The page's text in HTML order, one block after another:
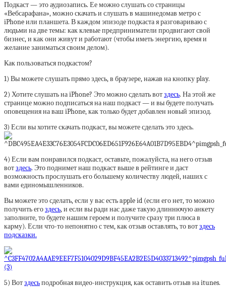
Подкаст — это аудиозапись. Ее можно слушать со страницы
«Вебсарафана», можно скачать и слушать в машинедомав метро с
iPhone или планшета. В каждом эпизоде подкаста я разговариваю с
людьми на две темы: как клевые предприниматели продвигают свой
бизнес, и как они живут и работают (чтобы иметь энергию, время и
желание заниматься своим делом).
Как пользоваться подкастом?
1) Вы можете слушать прямо здесь, в браузере, нажав на кнопку play.
2) Хотите слушать на iPhone? Это можно сделать вотздесь. На этой же
странице можно подписаться на наш подкаст — и вы будете получать
оповещения на ваш iPhone, как только будет добавлен новый эпизод.
3) Если вы хотите скачать подкаст, вы можете сделать это здесь.
4) Если вам понравился подкаст, оставьте, пожалуйста, на него отзыв
вотздесь. Это поднимет наш подкаст выше в рейтинге и даст
возможность прослушать его большему количеству людей, наших с
вами единомышленников.
Вы можете это сделать, если у вас есть apple id (если его нет, то можно
получить егоздесь, и если вы ради нас даже такую длиннючую анкету
заполните, то будете нашим героем и получите сразу три плюса в
карму). Если что-то непонятно с тем, как отзыв оставлять, то вотздесь
подсказки.
5) Вотздесьподробная видео-инструкция, как оставить отзыв на itunes.